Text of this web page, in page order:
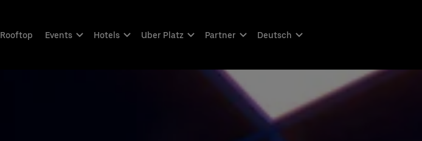
Rooftop Events Hotels Uber Platz Partner Deutsch